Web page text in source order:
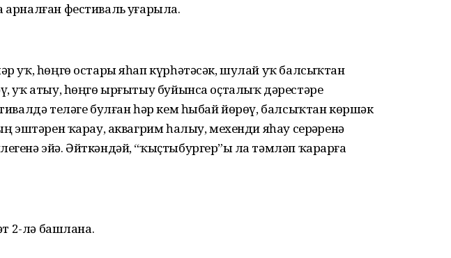
фестиваль уҙғарыла.
уҡ, һөңгө остары яһап күрһәтәсәк, шулай уҡ балсыҡтан
уҡ атыу, һөңгө ырғытыу буйынса оҫталыҡ дәрестәре
теләге булған һәр кем һыбай йөрөү, балсыҡтан көршәк
эштәрен ҡарау, аквагрим һалыу, мехенди яһау серҙәренә
эйә. Әйткәндәй, “ҡыҫтыбургер”ҙы ла тәмләп ҡарарға
2-лә башлана.